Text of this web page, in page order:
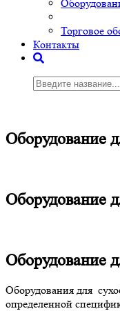
Торговое
Контакты
Оборудование
Оборудование
Оборудование
Оборудования для
определенной